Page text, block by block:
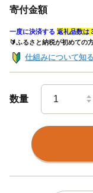
寄付金額
一度に決済する 返礼品数は
🔰ふるさと納税が初めての
仕組みについて知る
数量